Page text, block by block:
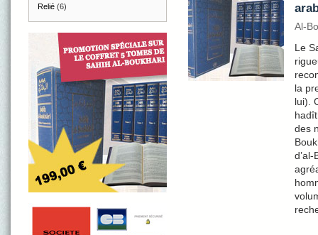
Al-
Le
la
lui).
des
Relié (6)